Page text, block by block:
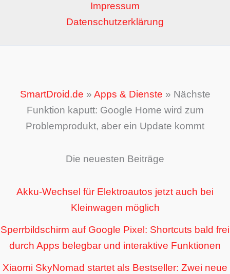
Impressum
Datenschutzerklärung
SmartDroid.de » Apps & Dienste » Nächste
Funktion kaputt: Google Home wird zum
Problemprodukt, aber ein Update kommt
Die neuesten Beiträge
Akku-Wechsel für Elektroautos jetzt auch bei
Kleinwagen möglich
Sperrbildschirm auf Google Pixel: Shortcuts bald frei
durch Apps belegbar und interaktive Funktionen
Xiaomi SkyNomad startet als Bestseller: Zwei neue